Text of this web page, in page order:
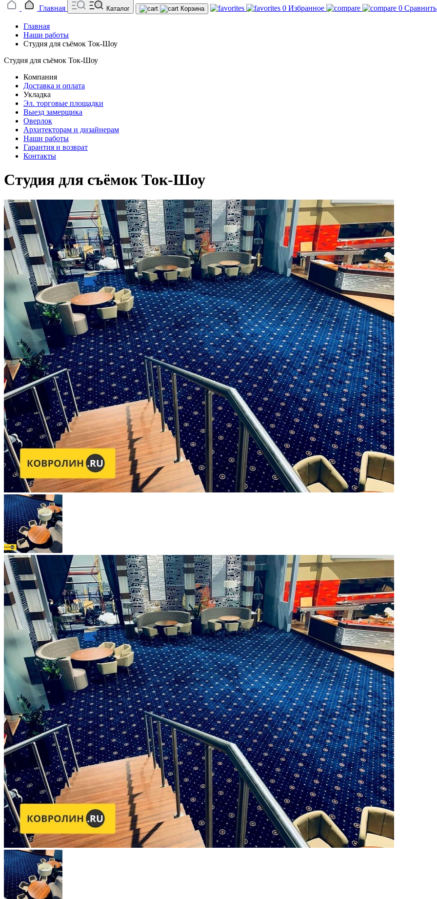
Главная
Каталог Корзина 0 Избранное 0 Сравнить
Главная
Наши работы
Студия для съёмок Ток-Шоу
Студия для съёмок Ток-Шоу
Компания
Доставка и оплата
Укладка
Эл. торговые площадки
Выезд замерщика
Оверлок
Архитекторам и дизайнерам
Наши работы
Гарантия и возврат
Контакты
Студия для съёмок Ток-Шоу